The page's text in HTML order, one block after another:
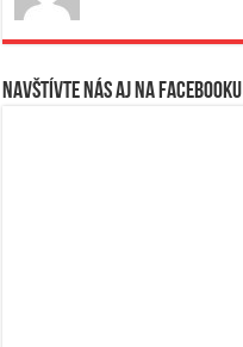
Navštívte nás aj na Facebooku